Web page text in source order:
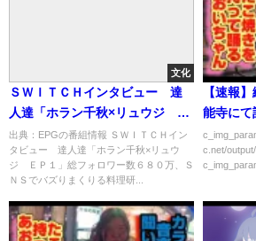
文化
ＳＷＩＴＣＨインタビュー 達
人達「ホラン千秋×リュウジ Ｅ
Ｐ１」[字]…の番組内容解析まと
め
出典：EPGの番組情報 ＳＷＩＴＣＨイン
タビュー 達人達「ホラン千秋×リュウ
ジ ＥＰ１」総フォロワー数６８０万、Ｓ
ＮＳでバズりまくりる料理研...
【速報
能寺にて
c.net/